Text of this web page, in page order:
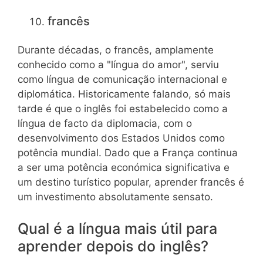
francês
Durante décadas, o francês, amplamente
conhecido como a "língua do amor", serviu
como língua de comunicação internacional e
diplomática. Historicamente falando, só mais
tarde é que o inglês foi estabelecido como a
língua de facto da diplomacia, com o
desenvolvimento dos Estados Unidos como
potência mundial. Dado que a França continua
a ser uma potência económica significativa e
um destino turístico popular, aprender francês é
um investimento absolutamente sensato.
Qual é a língua mais útil para
aprender depois do inglês?